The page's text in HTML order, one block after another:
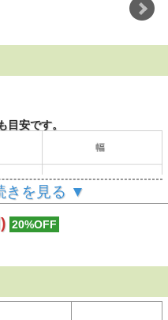
安です。
のキルティングマフラーで
け心地です。
に装着できます。
きを見る ▼
20%OFF